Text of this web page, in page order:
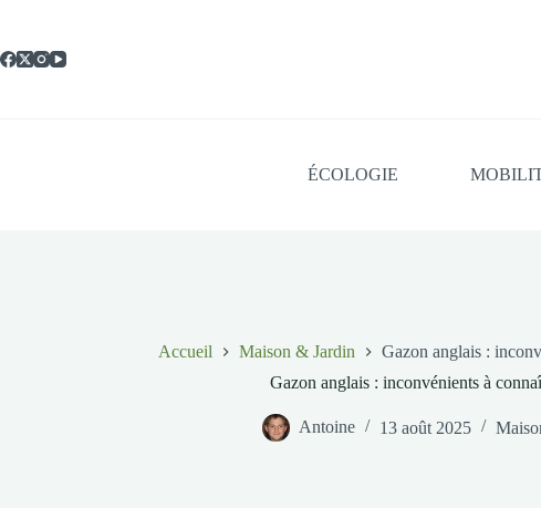
contenu
ÉCOLOGIE
Accueil Maison & Jardin
Gazon anglais :
Gazon anglais : inconvénients à
Antoine 13 août 2025